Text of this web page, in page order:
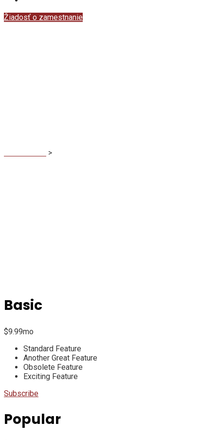
Žiadosť o zamestnanie
>
Basic
$9.99mo
Standard Feature
Another Great Feature
Obsolete Feature
Exciting Feature
Subscribe
Popular